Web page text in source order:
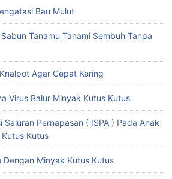
Bau Mulut
Tanamu Tanami Sembuh Tanpa
Agar Cepat Kering
Virus Balur Minyak Kutus Kutus
Pernapasan ( ISPA ) Pada Anak
Kutus
Dengan Minyak Kutus Kutus